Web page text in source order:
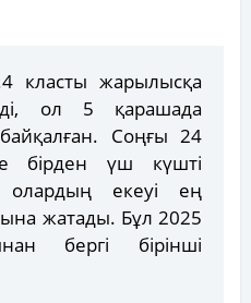
класты жарылысқа
ол 5 қарашада
Соңғы 24
бірден үш күшті
олардың екеуі ең
жатады. Бұл 2025
бергі бірінші